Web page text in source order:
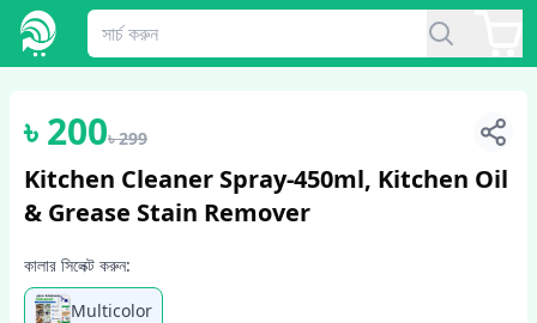
1/4
৳200৳299
Kitchen Cleaner Spray-450ml, Kitchen Oil
& Grease Stain Remover
কালার সিলেক্ট করুন:
Multicolor